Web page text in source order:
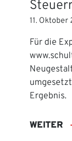
11. Oktober
Für die
Ergebnis.
WEITER